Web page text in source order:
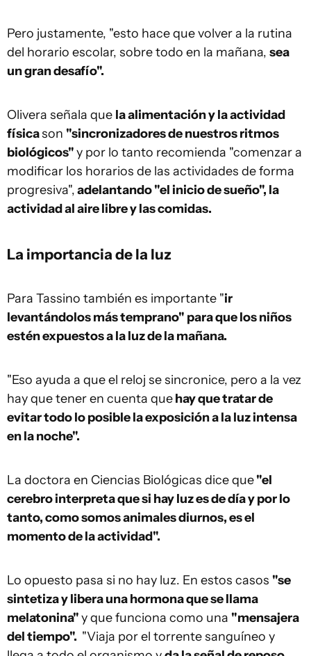
Pero justamente, "esto hace que volver a la rutina
del horario escolar, sobre todo en la mañana, sea
un gran desafío".
Olivera señala que la alimentación y la actividad
físicason "sincronizadores de nuestros ritmos
biológicos"y por lo tanto recomienda "comenzar a
modificar los horarios de las actividades de forma
progresiva",adelantando "el inicio de sueño", la
actividad al aire libre y las comidas.
La importancia de la luz
Para Tassino también es importante "ir
levantándolos más temprano" para que los niños
estén expuestos a la luz de la mañana.
"Eso ayuda a que el reloj se sincronice, pero a la vez
hay que tener en cuenta quehay que tratar de
evitar todo lo posible la exposición a la luz intensa
en la noche".
La doctora en Ciencias Biológicas dice que"el
cerebro interpreta que si hay luz es de día y por lo
tanto, como somos animales diurnos, es el
momento de la actividad".
Lo opuesto pasa si no hay luz. En estos casos "se
sintetiza y libera una hormona que se llama
melatonina"y que funciona como una "mensajera
del tiempo". "Viaja por el torrente sanguíneo y